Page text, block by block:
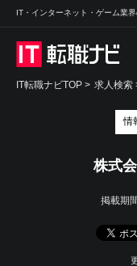
IT・インターネット・ゲーム業
IT転職ナビTOP > 求人検索
情
株式
掲載期